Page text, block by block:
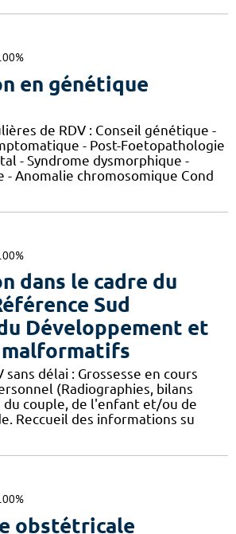
en génétique
de RDV : Conseil génétique -
- Post-Foetopathologie
- Syndrome dysmorphique -
- Anomalie chromosomique Cond
dans le cadre du
Sud
Développement et
malformatifs
sans délai : Grossesse en cours
(Radiographies, bilans
du couple, de l'enfant et/ou de
Reccueil des informations su
obstétricale